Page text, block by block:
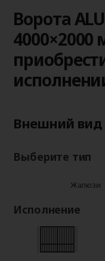
Ворота
Внешний вид
Выберите тип
Жалюзи
Исполнение